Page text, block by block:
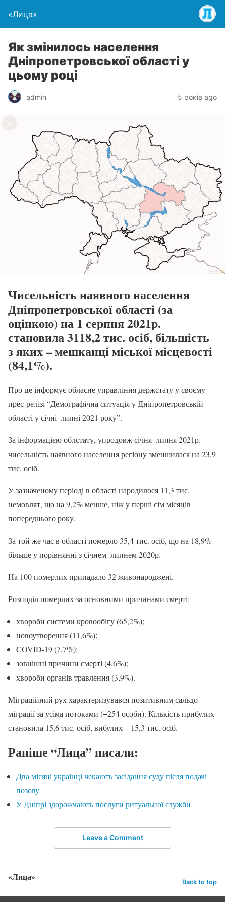
«Лица»
Як змінилось населення
Дніпропетровської області у
цьому році
admin 5 років ago
Чисельність наявного населення
Дніпропетровської області (за
оцінкою) на 1 серпня 2021р.
становила 3118,2 тис. осіб, більшість
з яких – мешканці міської місцевості
(84,1%).
Про це інформує обласне управління держстату у своєму
прес-релізі “Демографічна ситуація у Дніпропетровській
області у січні–липні 2021 року”.
За інформацією облстату, упродовж січня–липня 2021р.
чисельність наявного населення регіону зменшилася на 23,9
тис. осіб.
У зазначеному періоді в області народилося 11,3 тис.
немовлят, що на 9,2% менше, ніж у перші сім місяців
попереднього року.
За той же час в області померло 35,4 тис. осіб, що на 18,9%
більше у порівнянні з січнем–липнем 2020р.
На 100 померлих припадало 32 живонароджені.
Розподіл померлих за основними причинами смерті:
хвороби системи кровообігу (65,2%);
новоутворення (11,6%);
COVID-19 (7,7%);
зовнішні причини смерті (4,6%);
хвороби органів травлення (3,9%).
Міграційний рух характеризувався позитивним сальдо
міграції за усіма потоками (+254 особи). Кількість прибулих
становила 15,6 тис. осіб, вибулих – 15,3 тис. осіб.
Раніше “Лица” писали:
Два місяці українці чекають засідання суду після подачі
позову
У Дніпрі здорожчають послуги ритуальної служби
Leave a Comment
«Лица» Back to top